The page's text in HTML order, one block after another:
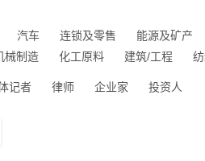
汽车 连锁及零售 能源及矿产
械制造 化工原料 建筑/工程
记者 律师 企业家 投资人